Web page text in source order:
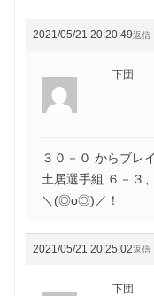
2021/05/21 20:20:49返信
下団
３０－０ からブレ
土居選手組 ６－
＼(◎o◎)／！
2021/05/21 20:25:02返信
下団